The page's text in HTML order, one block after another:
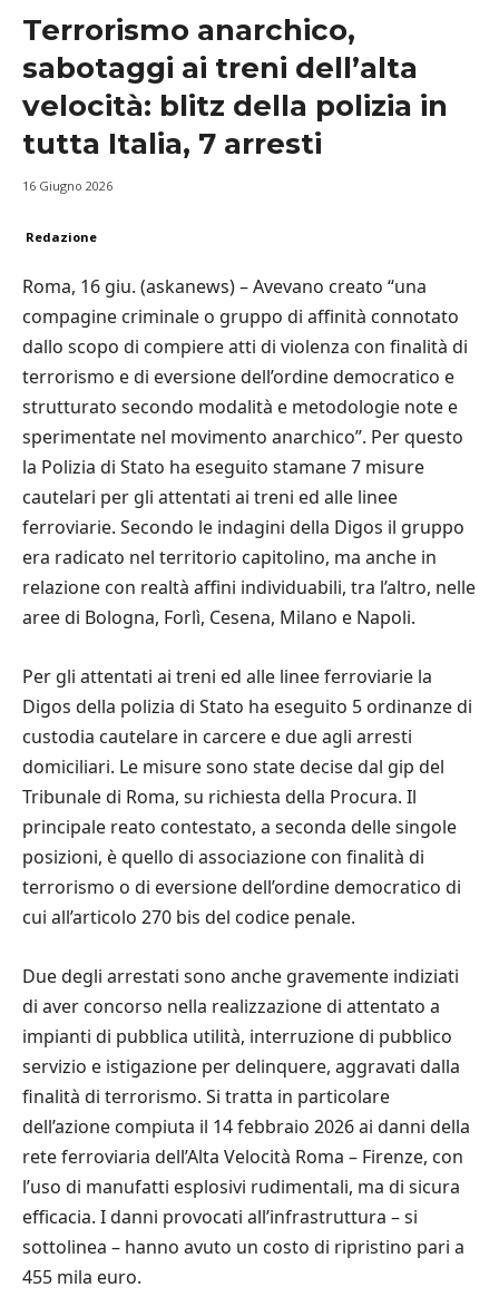
Terrorismo anarchico,
sabotaggi ai treni dell’alta
velocità: blitz della polizia in
tutta Italia, 7 arresti
16 Giugno 2026
Redazione
Roma, 16 giu. (askanews) – Avevano creato “una
compagine criminale o gruppo di affinità connotato
dallo scopo di compiere atti di violenza con finalità di
terrorismo e di eversione dell’ordine democratico e
strutturato secondo modalità e metodologie note e
sperimentate nel movimento anarchico”. Per questo
la Polizia di Stato ha eseguito stamane 7 misure
cautelari per gli attentati ai treni ed alle linee
ferroviarie. Secondo le indagini della Digos il gruppo
era radicato nel territorio capitolino, ma anche in
relazione con realtà affini individuabili, tra l’altro, nelle
aree di Bologna, Forlì, Cesena, Milano e Napoli.
Per gli attentati ai treni ed alle linee ferroviarie la
Digos della polizia di Stato ha eseguito 5 ordinanze di
custodia cautelare in carcere e due agli arresti
domiciliari. Le misure sono state decise dal gip del
Tribunale di Roma, su richiesta della Procura. Il
principale reato contestato, a seconda delle singole
posizioni, è quello di associazione con finalità di
terrorismo o di eversione dell’ordine democratico di
cui all’articolo 270 bis del codice penale.
Due degli arrestati sono anche gravemente indiziati
di aver concorso nella realizzazione di attentato a
impianti di pubblica utilità, interruzione di pubblico
servizio e istigazione per delinquere, aggravati dalla
finalità di terrorismo. Si tratta in particolare
dell’azione compiuta il 14 febbraio 2026 ai danni della
rete ferroviaria dell’Alta Velocità Roma – Firenze, con
l’uso di manufatti esplosivi rudimentali, ma di sicura
efficacia. I danni provocati all’infrastruttura – si
sottolinea – hanno avuto un costo di ripristino pari a
455 mila euro.